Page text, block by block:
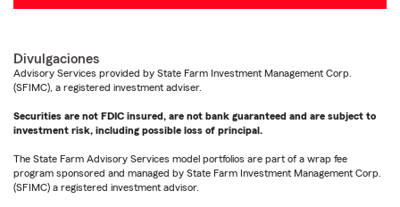
Divulgaciones
Advisory Services provided by State Farm Investment Management Corp.
(SFIMC), a registered investment adviser.
Securities are not FDIC insured, are not bank guaranteed and are subject to
investment risk, including possible loss of principal.
The State Farm Advisory Services model portfolios are part of a wrap fee
program sponsored and managed by State Farm Investment Management Corp.
(SFIMC) a registered investment advisor.